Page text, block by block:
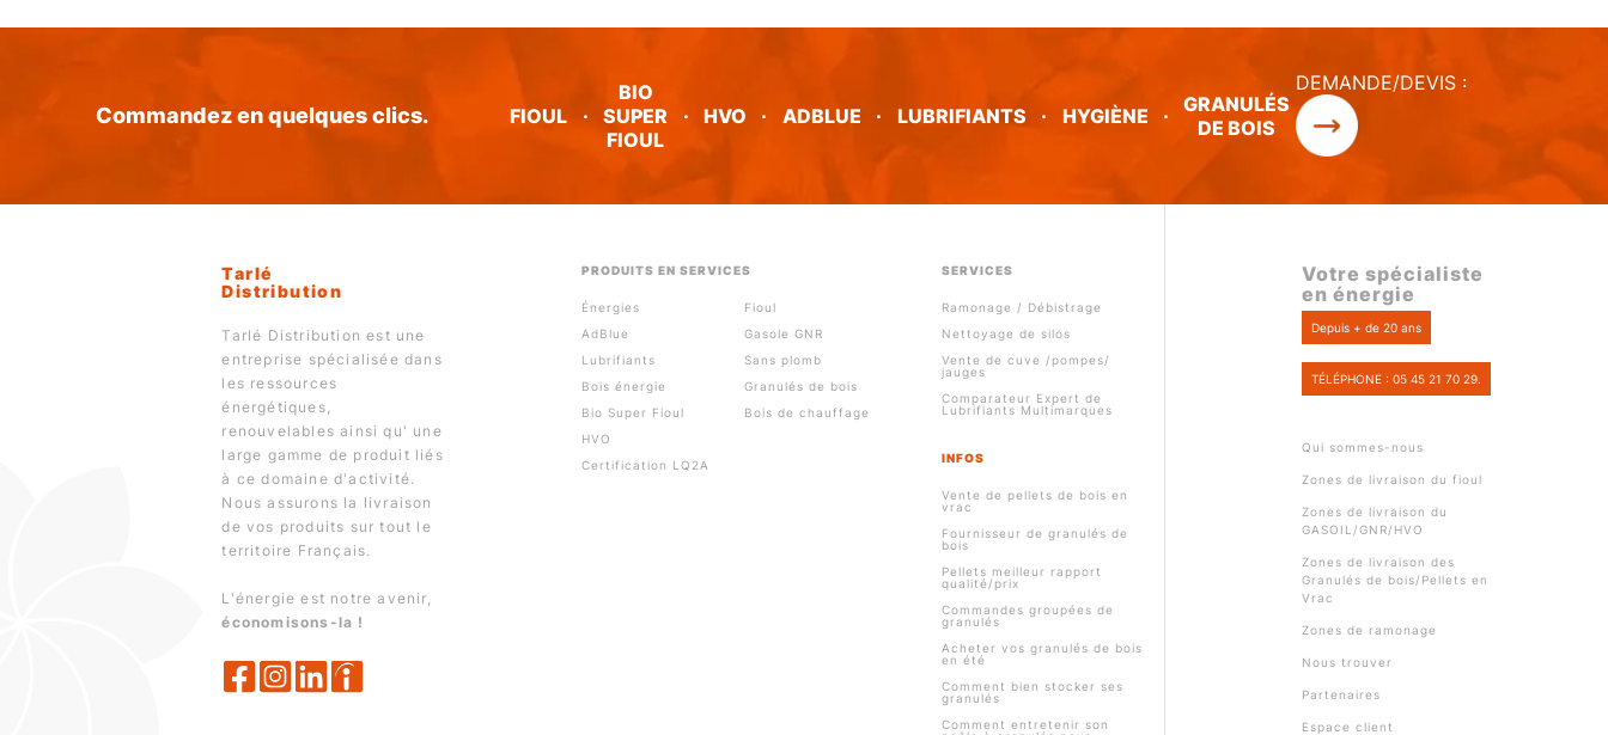
Commandez en quelques clics. FIOUL ·
BIO
SUPER
FIOUL
· HVO · ADBLUE · LUBRIFIANTS · HYGIÈNE ·
GRANULÉS
DE BOIS
DEMANDE/DEVIS :
Tarlé
Distribution
Tarlé Distribution est une
entreprise spécialisée dans
les ressources
énergétiques,
renouvelables ainsi qu' une
large gamme de produit liés
à ce domaine d'activité.
Nous assurons la livraison
de vos produits sur tout le
territoire Français.
L'énergie est notre avenir,
économisons-la !
PRODUITS EN SERVICES
Énergies
AdBlue
Lubrifiants
Bois énergie
Bio Super Fioul
HVO
Certification LQ2A
Fioul
Gasole GNR
Sans plomb
Granulés de bois
Bois de chauffage
SERVICES
Ramonage / Débistrage
Nettoyage de silos
Vente de cuve /pompes/
jauges
Comparateur Expert de
Lubrifiants Multimarques
INFOS
Vente de pellets de bois en
vrac
Fournisseur de granulés de
bois
Pellets meilleur rapport
qualité/prix
Commandes groupées de
granulés
Acheter vos granulés de bois
en été
Comment bien stocker ses
granulés
Comment entretenir son
Votre spécialiste
en énergie
Depuis + de 20 ans
TÉLÉPHONE : 05 45 21 70 29.
Qui sommes-nous
Zones de livraison du fioul
Zones de livraison du
GASOIL/GNR/HVO
Zones de livraison des
Granulés de bois/Pellets en
Vrac
Zones de ramonage
Nous trouver
Partenaires
Espace client